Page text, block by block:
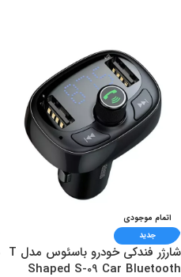
اتمام موجودی
جدید
شارژر فندکی خودرو باسئوس مدل T
Shaped S-09 Car Bluetooth